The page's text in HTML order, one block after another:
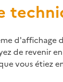
d'affichage
de revenir
vous étiez